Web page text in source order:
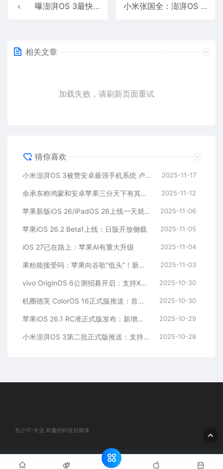
曝澎湃OS 3最快Q3登场：小米16将首发 小米张国全：澎湃OS 2发布以来改善1858项体验问题
相关文章
加载失败，请刷新页面重试
猜你喜欢
小米澎湃OS 3被赞安卓最强手机系统 卢伟冰：继续努力 2025-11-17
余承东称鸿蒙和安卓苹果三分天下有其一！深圳：5年投入超10亿元支持鸿蒙生态 2025-11-12
苹果新版iOS 26/iPadOS 26上线一天就被紧急撤回：设备更新后出错 2025-11-06
苹果iOS 26.2 Beta1上线：日版开放侧载 2025-11-05
iOS 27已在路上：苹果AI有重大升级 2025-11-04
果粉能接受吗：苹果向谷歌“低头”！新版Siri付费采用Gemini 2025-11-03
vivo OriginOS 6公测招募开启：支持X200、iQOO 13等10款机型 2025-10-30
机圈德芙 ColorOS 16正式版推送：首批适配11款机型 2025-10-30
苹果iOS 26.1 RC准正式版发布：新增液态玻璃透明度调节、国行AI依然没戏 2025-10-29
小米澎湃OS 3第二批正式版推送：支持小米MIX Flip 2、小米平板7等10款机型 2025-10-28
包小可-专业.有趣的科技自媒体
© 2020 包小可-专业.有趣的科技自媒体. All rights reserved
网站地